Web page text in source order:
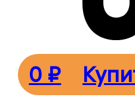
0 ₽